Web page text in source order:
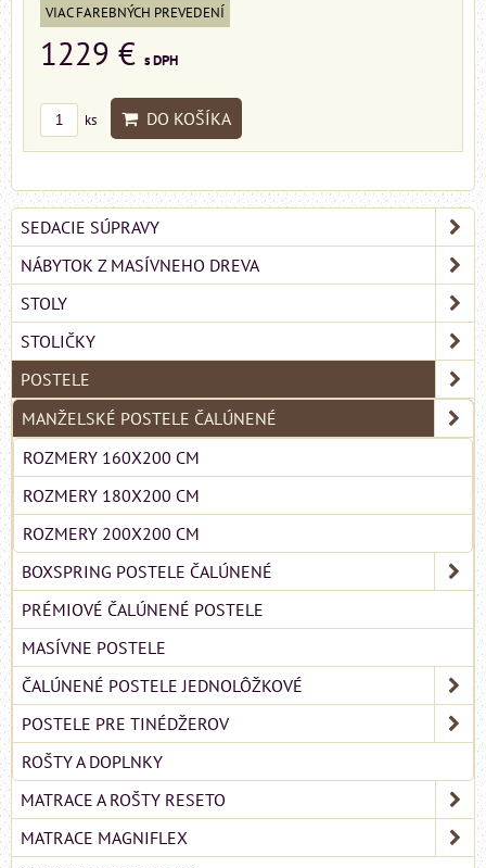
VIAC FAREBNÝCH PREVEDENÍ
1229 € s DPH
ks DO KOŠÍKA
SEDACIE SÚPRAVY
NÁBYTOK Z MASÍVNEHO DREVA
STOLY
STOLIČKY
POSTELE
MANŽELSKÉ POSTELE ČALÚNENÉ
ROZMERY 160X200 CM
ROZMERY 180X200 CM
ROZMERY 200X200 CM
BOXSPRING POSTELE ČALÚNENÉ
PRÉMIOVÉ ČALÚNENÉ POSTELE
MASÍVNE POSTELE
ČALÚNENÉ POSTELE JEDNOLÔŽKOVÉ
POSTELE PRE TINÉDŽEROV
ROŠTY A DOPLNKY
MATRACE A ROŠTY RESETO
MATRACE MAGNIFLEX